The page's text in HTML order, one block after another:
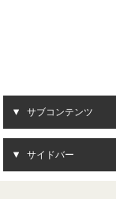
サブコンテンツ
サイドバー